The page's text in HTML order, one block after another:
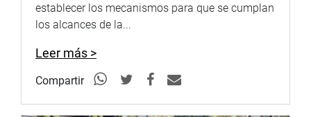
establecer los mecanismos para que se cumplan
los alcances de la...
Leer más >
Compartir